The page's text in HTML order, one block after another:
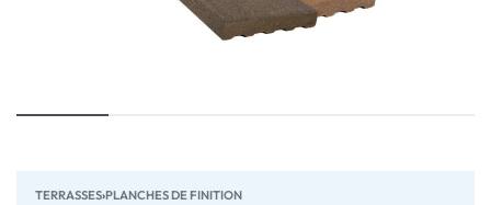
TERRASSES›PLANCHES DE FINITION